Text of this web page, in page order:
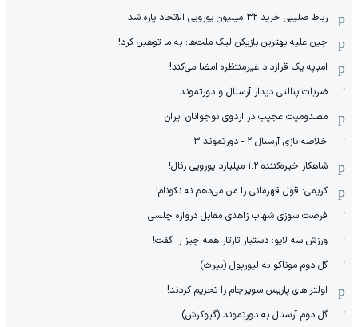
رباط صلیبی خرید ۳۲ میلیون یورویی الاتحاد پاره شد
چین علیه بهترین بازیکن لیگ ملت‌ها: به ما توهین کرد!
امباپه یک قرارداد غیرمنتظره امضا می‌کند!
ضربات پنالتی دیدار آرسنال و دورتموند
مصدومیت عجیب در اردوی نوجوانان ایران
خلاصه بازی آرسنال 2 - دورتموند 3
شاهکار خیره‌کننده ۱.۲ میلیارد یورویی رئال!
کریمی: قول قهرمانی را من می‌دهم نه نکونام!
فرصت سوزی شهاب زاهدی مقابل دروازه چلسی
ورزش سه لایو: دستیار تارتار همه چیز را گفت!
گل دوم موناکو به لیورپول (بیرث)
اولتراهای پاریس سوپرجام را تحریم کردند!
گل دوم آرسنال به دورتموند (گیوکرش)